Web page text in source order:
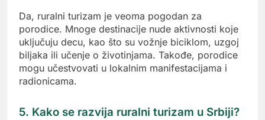
Da, ruralni turizam je veoma pogodan za
porodice. Mnoge destinacije nude aktivnosti koje
uključuju decu, kao što su vožnje biciklom, uzgoj
biljaka ili učenje o životinjama. Takođe, porodice
mogu učestvovati u lokalnim manifestacijama i
radionicama.
5. Kako se razvija ruralni turizam u Srbiji?